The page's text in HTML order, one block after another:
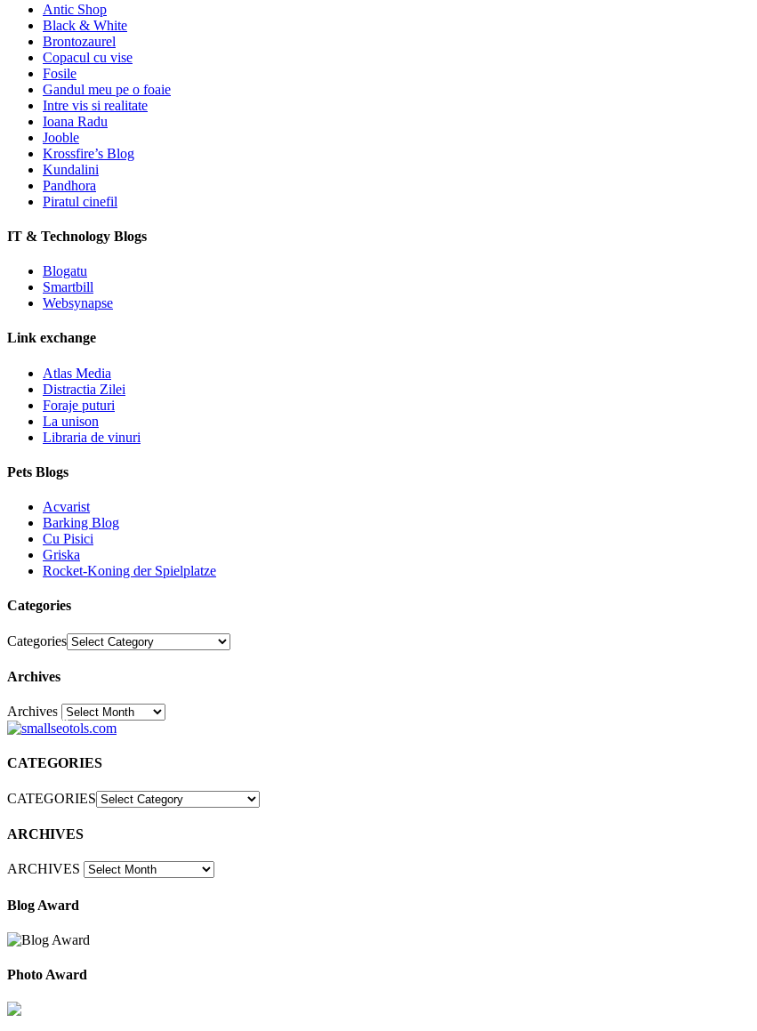
Antic Shop
Black & White
Brontozaurel
Copacul cu vise
Fosile
Gandul meu pe o foaie
Intre vis si realitate
Ioana Radu
Jooble
Krossfire’s Blog
Kundalini
Pandhora
Piratul cinefil
IT & Technology Blogs
Blogatu
Smartbill
Websynapse
Link exchange
Atlas Media
Distractia Zilei
Foraje puturi
La unison
Libraria de vinuri
Pets Blogs
Acvarist
Barking Blog
Cu Pisici
Griska
Rocket-Koning der Spielplatze
Categories
Categories
Archives
Archives30
CATEGORIES
CATEGORIES
ARCHIVES
ARCHIVES
Blog Award
Photo Award